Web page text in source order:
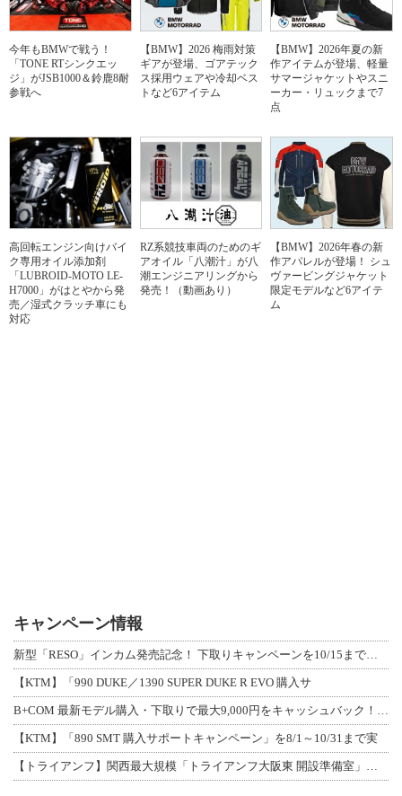
今年もBMWで戦う！
「TONE RTシンクエッ
ジ」がJSB1000＆鈴鹿8耐
参戦へ
【BMW】2026 梅雨対策
ギアが登場、ゴアテック
ス採用ウェアや冷却ベス
トなど6アイテム
【BMW】2026年夏の新
作アイテムが登場、軽量
サマージャケットやスニ
ーカー・リュックまで7
点
高回転エンジン向けバイ
ク専用オイル添加剤
「LUBROID-MOTO LE-
H7000」がはとやから発
売／湿式クラッチ車にも
対応
RZ系競技車両のためのギ
アオイル「八潮汁」が八
潮エンジニアリングから
発売！（動画あり）
【BMW】2026年春の新
作アパレルが登場！ シュ
ヴァービングジャケット
限定モデルなど6アイテ
ム
キャンペーン情報
新型「RESO」インカム発売記念！ 下取りキャンペーンを10/15まで延長して開
【KTM】「990 DUKE／1390 SUPER DUKE R EVO 購入サ
B+COM 最新モデル購入・下取りで最大9,000円をキャッシュバック！「B+F
【KTM】「890 SMT 購入サポートキャンペーン」を8/1～10/31まで実
【トライアンフ】関西最大規模「トライアンフ大阪東 開設準備室」がオープン！ 限定